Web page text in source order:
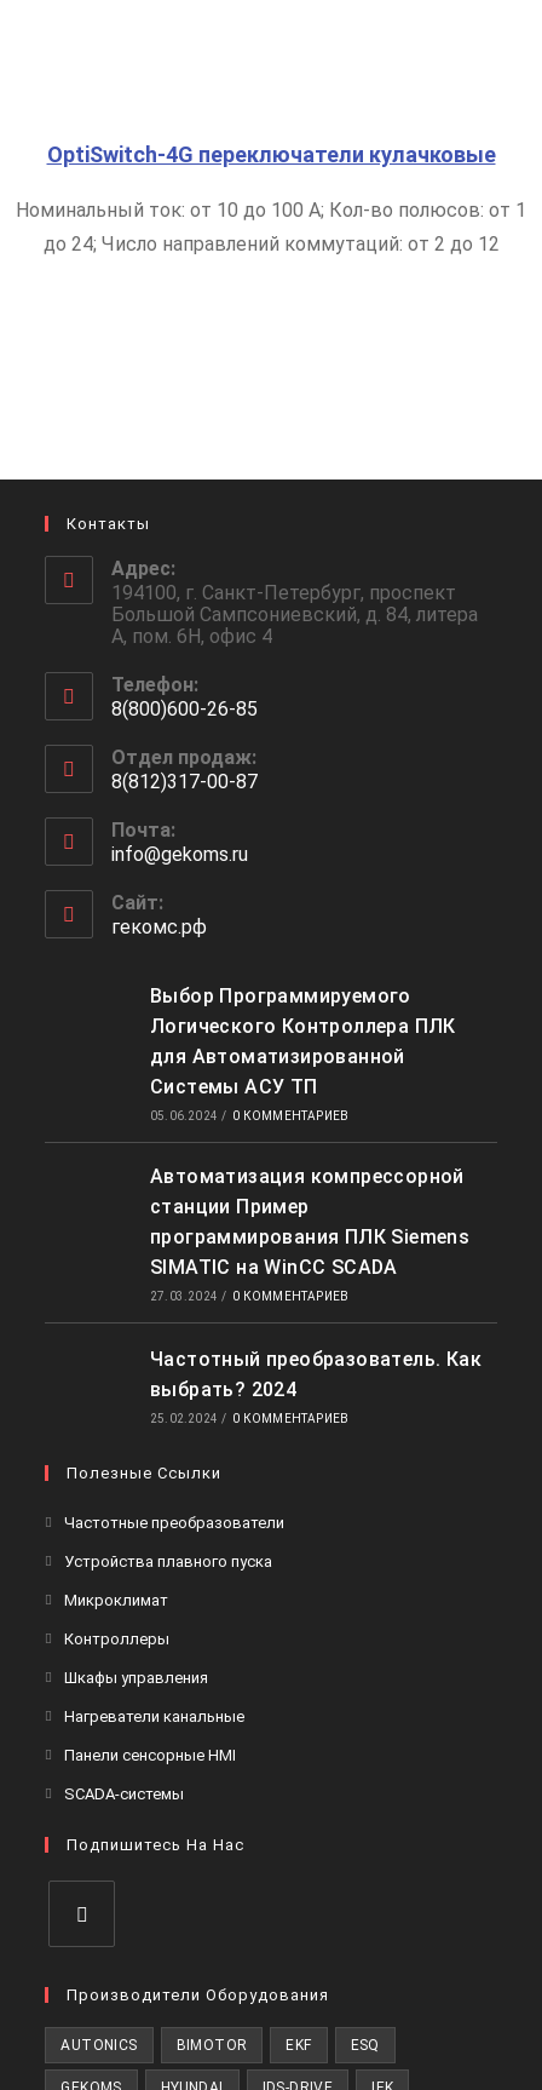
OptiSwitch-4G переключатели кулачковые
Номинальный ток: от 10 до 100 А; Кол-во полюсов: от 1
до 24; Число направлений коммутаций: от 2 до 12
Контакты
Адрес:
194100, г. Санкт-Петербург, проспект
Большой Сампсониевский, д. 84, литера
А, пом. 6Н, офис 4
Телефон:
8(800)600-26-85
Отдел продаж:
8(812)317-00-87
Почта:
info@gekoms.ru
Сайт:
гекомс.рф
Выбор Программируемого
Логического Контроллера ПЛК
для Автоматизированной
Системы АСУ ТП
05.06.2024 / 0 КОММЕНТАРИЕВ
Автоматизация компрессорной
станции Пример
программирования ПЛК Siemens
SIMATIC на WinCC SCADA
27.03.2024 / 0 КОММЕНТАРИЕВ
Частотный преобразователь. Как
выбрать? 2024
25.02.2024 / 0 КОММЕНТАРИЕВ
Полезные Ссылки
Частотные преобразователи
Устройства плавного пуска
Микроклимат
Контроллеры
Шкафы управления
Нагреватели канальные
Панели сенсорные HMI
SCADA-системы
Подпишитесь На Нас
Производители Оборудования
AUTONICS BIMOTOR EKF ESQ